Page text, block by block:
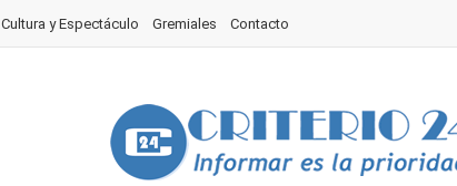
Cultura y Espectáculo Gremiales Contacto